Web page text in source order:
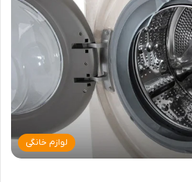
لوازم خانگی